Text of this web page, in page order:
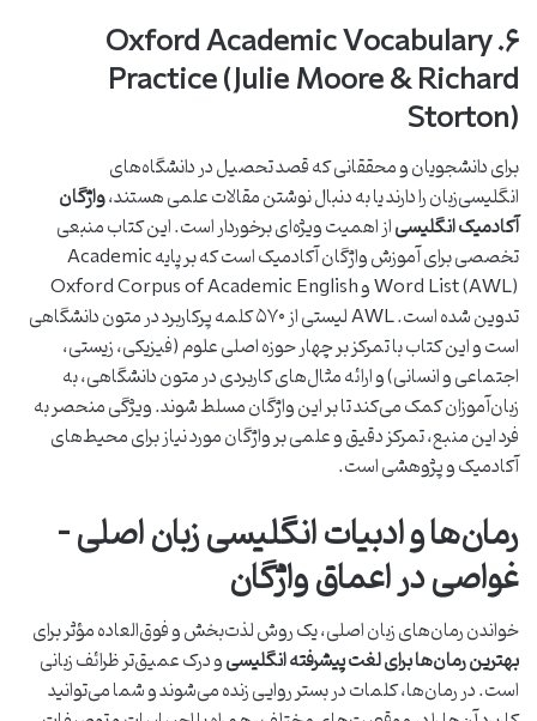
۶. Oxford Academic Vocabulary
Practice (Julie Moore & Richard
Storton)
برای دانشجویان و محققانی که قصد تحصیل در دانشگاه‌های
انگلیسی‌زبان را دارند یا به دنبال نوشتن مقالات علمی هستند،واژگان
آکادمیک انگلیسیاز اهمیت ویژه‌ای برخوردار است. این کتاب منبعی
تخصصی برای آموزش واژگان آکادمیک است که بر پایه Academic
Word List (AWL) و Oxford Corpus of Academic English
تدوین شده است. AWL لیستی از ۵۷۰ کلمه پرکاربرد در متون دانشگاهی
است و این کتاب با تمرکز بر چهار حوزه اصلی علوم (فیزیکی، زیستی،
اجتماعی و انسانی) و ارائه مثال‌های کاربردی در متون دانشگاهی، به
زبان‌آموزان کمک می‌کند تا بر این واژگان مسلط شوند. ویژگی منحصر به
فرد این منبع، تمرکز دقیق و علمی بر واژگان مورد نیاز برای محیط‌های
آکادمیک و پژوهشی است.
رمان‌ها و ادبیات انگلیسی زبان اصلی –
غواصی در اعماق واژگان
خواندن رمان‌های زبان اصلی، یک روش لذت‌بخش و فوق‌العاده مؤثر برای
بهترین رمان‌ها برای لغت پیشرفته انگلیسیو درک عمیق‌تر ظرائف زبانی
است. در رمان‌ها، کلمات در بستر روایی زنده می‌شوند و شما می‌توانید